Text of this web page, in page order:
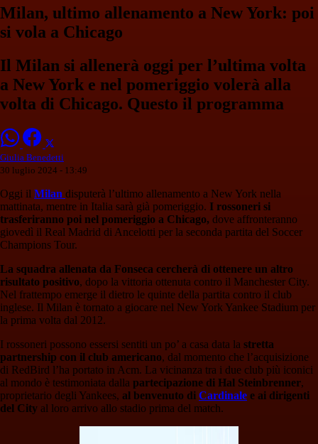
Milan, ultimo allenamento a New York: poi
si vola a Chicago
Il Milan si allenerà oggi per l’ultima volta
a New York e nel pomeriggio volerà alla
volta di Chicago. Questo il programma
Giulia Benedetti
30 luglio 2024 - 13:49
Oggi il Milan disputerà l’ultimo allenamento a New York nella
mattinata, mentre in Italia sarà già pomeriggio. I rossoneri si
trasferiranno poi nel pomeriggio a Chicago, dove affronteranno
giovedì il Real Madrid di Ancelotti per la seconda partita del Soccer
Champions Tour.
La squadra allenata da Fonseca cercherà di ottenere un altro
risultato positivo, dopo la vittoria ottenuta contro il Manchester City.
Nel frattempo emerge il dietro le quinte della partita contro il club
inglese. Il Milan è tornato a giocare nel New York Yankee Stadium per
la prima volta dal 2012.
I rossoneri possono essersi sentiti un po’ a casa data la stretta
partnership con il club americano, dal momento che l’acquisizione
di RedBird l’ha portato in Acm. La vicinanza tra i due club più iconici
al mondo è testimoniata dalla partecipazione di Hal Steinbrenner,
proprietario degli Yankees, al benvenuto di Cardinale e ai dirigenti
del City al loro arrivo allo stadio prima del match.